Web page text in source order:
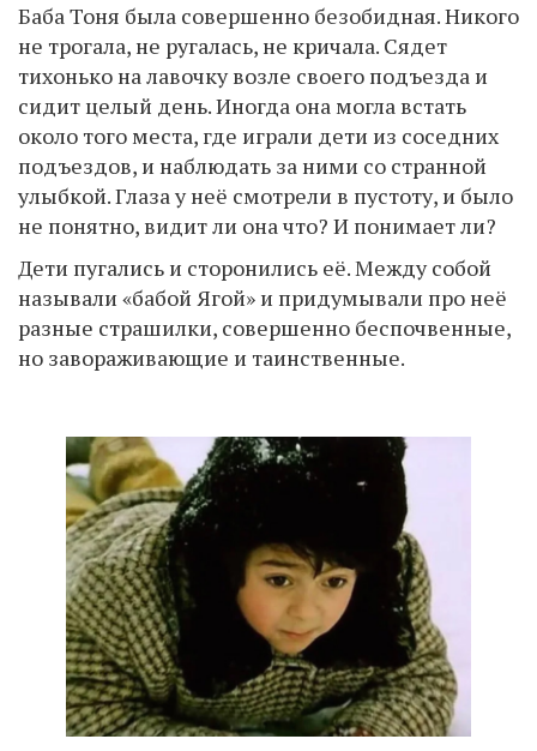
Баба Тоня была совершенно безобидная. Никого
не трогала, не ругалась, не кричала. Сядет
тихонько на лавочку возле своего подъезда и
сидит целый день. Иногда она могла встать
около того места, где играли дети из соседних
подъездов, и наблюдать за ними со странной
улыбкой. Глаза у неё смотрели в пустоту, и было
не понятно, видит ли она что? И понимает ли?
Дети пугались и сторонились её. Между собой
называли «бабой Ягой» и придумывали про неё
разные страшилки, совершенно беспочвенные,
но завораживающие и таинственные.